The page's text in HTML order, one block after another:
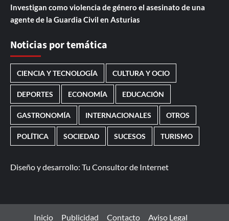
Investigan como violencia de género el asesinato de una
agente de la Guardia Civil en Asturias
Noticias por temática
CIENCIA Y TECNOLOGÍA CULTURA Y OCIO
DEPORTES ECONOMÍA EDUCACIÓN
GASTRONOMÍA INTERNACIONALES OTROS
POLÍTICA SOCIEDAD SUCESOS TURISMO
Diseño y desarrollo: Tu Consultor de Internet
Inicio Publicidad Contacto Aviso Legal